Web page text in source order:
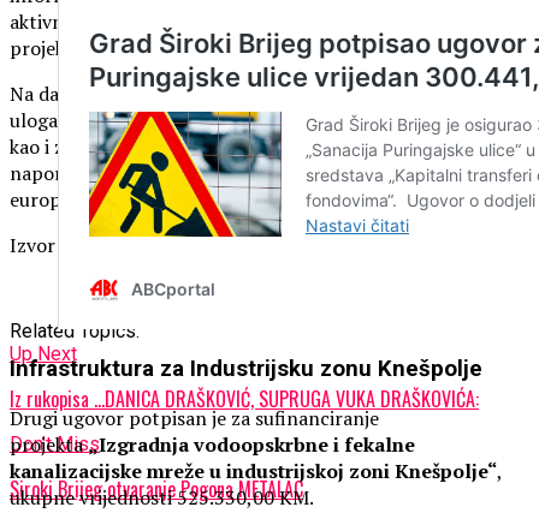
aktivnosti do sada poduzete i kada se iščekuje završetak
projekta.
Na današnjem je zasjedanju obaju domova osobito istaknuta
uloga predsjedateljice Vijeća ministara BiH Borjane Krišto
kao i zahvalnost za sve do sada ostvarene iskorake i
naporeuložene pod vodstvom predsjedateljice Krišto na
europskom putu Bosne i Hercegovine.
Izvor: Ured dopredsjedatelja Doma naroda PS BiH
Related Topics:
Up Next
Iz rukopisa …DANICA DRAŠKOVIĆ, SUPRUGA VUKA DRAŠKOVIĆA:
Don't Miss
Siroki Brijeg otvaranje Pogona METALAC
Infrastruktura za Industrijsku zonu Knešpolje
Drugi ugovor potpisan je za sufinanciranje
projekta„Izgradnja vodoopskrbne i fekalne
kanalizacijske mreže u industrijskoj zoni Knešpolje“,
ukupne vrijednosti 525.330,00 KM.